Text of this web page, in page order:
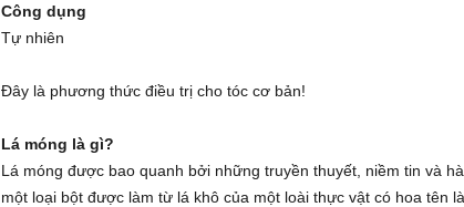
Công dụng
Tự nhiên
Đây là phương thức điều trị cho tóc cơ bản!
Lá móng là gì?
Lá móng được bao quanh bởi những truyền thuyết, niềm tin và
một loại bột được làm từ lá khô của một loài thực vật có hoa tên